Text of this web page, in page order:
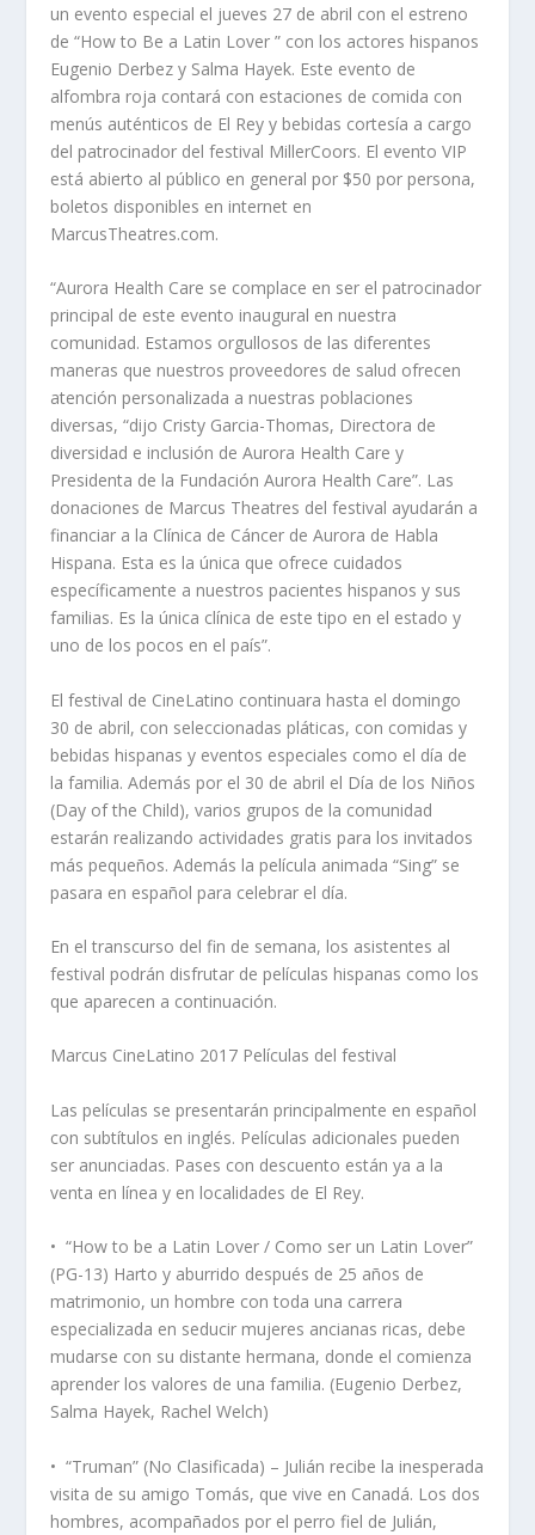
un evento especial el jueves 27 de abril con el estreno
de “How to Be a Latin Lover ” con los actores hispanos
Eugenio Derbez y Salma Hayek. Este evento de
alfombra roja contará con estaciones de comida con
menús auténticos de El Rey y bebidas cortesía a cargo
del patrocinador del festival MillerCoors. El evento VIP
está abierto al público en general por $50 por persona,
boletos disponibles en internet en
MarcusTheatres.com.
“Aurora Health Care se complace en ser el patrocinador
principal de este evento inaugural en nuestra
comunidad. Estamos orgullosos de las diferentes
maneras que nuestros proveedores de salud ofrecen
atención personalizada a nuestras poblaciones
diversas, “dijo Cristy Garcia-Thomas, Directora de
diversidad e inclusión de Aurora Health Care y
Presidenta de la Fundación Aurora Health Care”. Las
donaciones de Marcus Theatres del festival ayudarán a
financiar a la Clínica de Cáncer de Aurora de Habla
Hispana. Esta es la única que ofrece cuidados
específicamente a nuestros pacientes hispanos y sus
familias. Es la única clínica de este tipo en el estado y
uno de los pocos en el país”.
El festival de CineLatino continuara hasta el domingo
30 de abril, con seleccionadas pláticas, con comidas y
bebidas hispanas y eventos especiales como el día de
la familia. Además por el 30 de abril el Día de los Niños
(Day of the Child), varios grupos de la comunidad
estarán realizando actividades gratis para los invitados
más pequeños. Además la película animada “Sing” se
pasara en español para celebrar el día.
En el transcurso del fin de semana, los asistentes al
festival podrán disfrutar de películas hispanas como los
que aparecen a continuación.
Marcus CineLatino 2017 Películas del festival
Las películas se presentarán principalmente en español
con subtítulos en inglés. Películas adicionales pueden
ser anunciadas. Pases con descuento están ya a la
venta en línea y en localidades de El Rey.
• “How to be a Latin Lover / Como ser un Latin Lover”
(PG-13) Harto y aburrido después de 25 años de
matrimonio, un hombre con toda una carrera
especializada en seducir mujeres ancianas ricas, debe
mudarse con su distante hermana, donde el comienza
aprender los valores de una familia. (Eugenio Derbez,
Salma Hayek, Rachel Welch)
• “Truman” (No Clasificada) – Julián recibe la inesperada
visita de su amigo Tomás, que vive en Canadá. Los dos
hombres, acompañados por el perro fiel de Julián,